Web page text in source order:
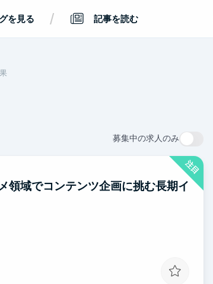
を見る / 記事を読む
募集中の求人のみ
注目
領域でコンテンツ企画に挑む長期イ